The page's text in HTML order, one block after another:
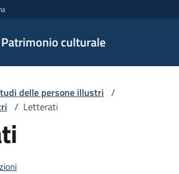
Patrimonio culturale
delle persone illustri /
/ Letterati